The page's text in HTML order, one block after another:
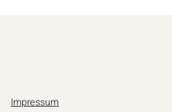
Impressum